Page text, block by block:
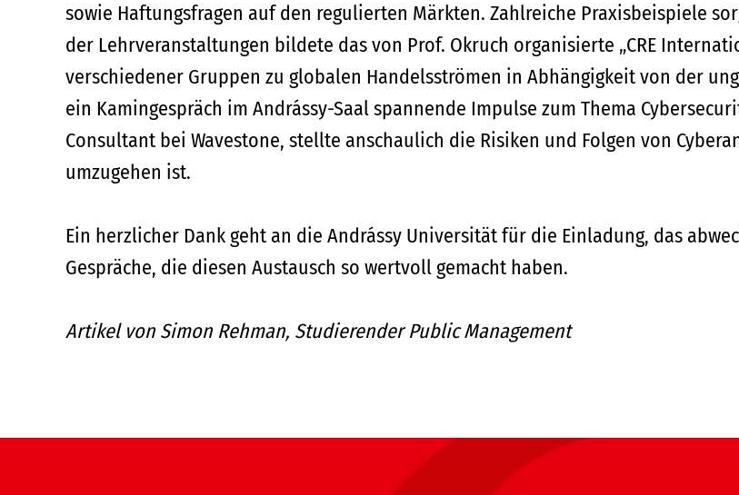
sowie Haftungsfragen auf den regulierten Märkten. Zahlreiche Praxisbeispiele
der Lehrveranstaltungen bildete das von Prof. Okruch organisierte „CRE
verschiedener Gruppen zu globalen Handelsströmen in Abhängigkeit von der
ein Kamingespräch im Andrássy-Saal spannende Impulse zum Thema
Consultant bei Wavestone, stellte anschaulich die Risiken und Folgen von
umzugehen ist.
Ein herzlicher Dank geht an die Andrássy Universität für die Einladung, das
Gespräche, die diesen Austausch so wertvoll gemacht haben.
Artikel von Simon Rehman, Studierender Public Management